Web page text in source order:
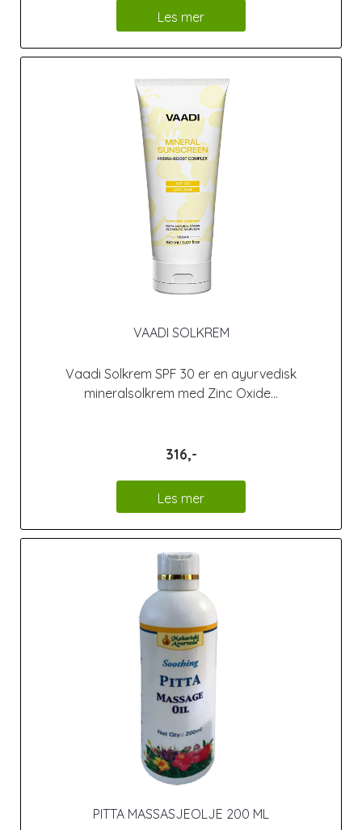
Les mer
VAADI SOLKREM
Vaadi Solkrem SPF 30 er en ayurvedisk
mineralsolkrem med Zinc Oxide...
316,-
Les mer
PITTA MASSASJEOLJE 200 ML